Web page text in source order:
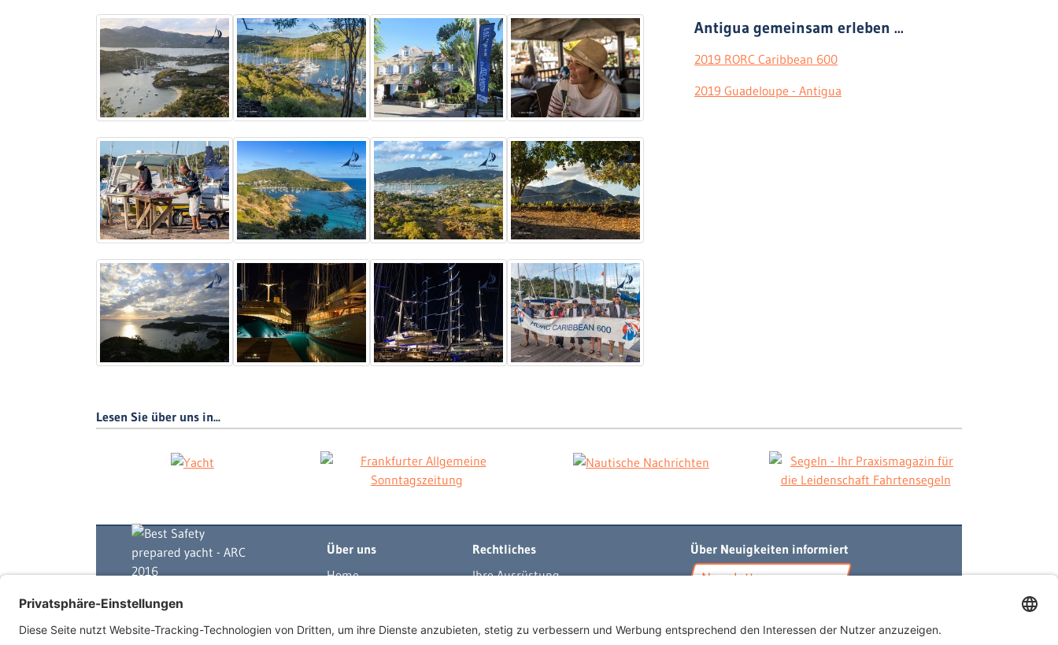
Antigua gemeinsam erleben ...
2019 RORC Caribbean 600
2019 Guadeloupe - Antigua
Lesen Sie über uns in...
Über uns
Home
Skipper
Rechtliches
Ihre Ausrüstung
Datenschutzerklärung
Über Neuigkeiten informiert
Newsletter